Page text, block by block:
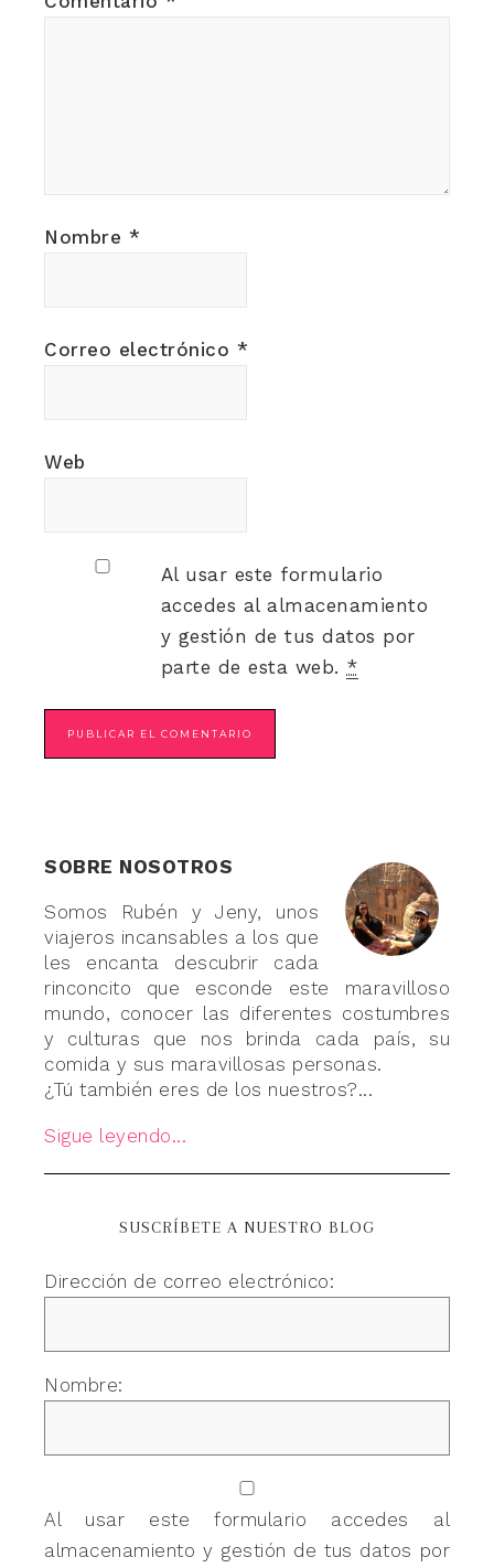
Nombre *
Correo electrónico *
Web
Al usar este formulario
accedes al almacenamiento
y gestión de tus datos por
parte de esta web. *
SOBRE NOSOTROS
Somos Rubén y Jeny, unos
viajeros incansables a los que
les encanta descubrir cada
rinconcito que esconde este maravilloso
mundo, conocer las diferentes costumbres
y culturas que nos brinda cada país, su
comida y sus maravillosas personas.
¿Tú también eres de los nuestros?...
Sigue leyendo...
SUSCRÍBETE A NUESTRO BLOG
Dirección de correo electrónico:
Nombre:
Al usar este formulario accedes al
almacenamiento y gestión de tus datos por